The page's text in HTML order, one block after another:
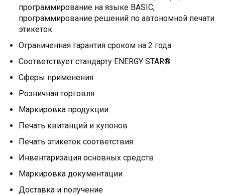
программирование на языке BASIC,
программирование решений по автономной печати
этикеток
Ограниченная гарантия сроком на 2 года
Соответствует стандарту ENERGY STAR®
Сферы применения:
Розничная торговля
Маркировка продукции
Печать квитанций и купонов
Печать этикеток соответствия
Инвентаризация основных средств
Маркировка документации
Доставка и получение